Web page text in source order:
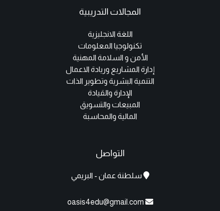
المجالات التدريبية
اللغة الانجليزية
تكنولوجيا المعلومات
الأمن و السلامة المهنية
إدارة المشاريع وريادة الاعمال
التنمية البشرية وتطوير الذات
الإدارة والقيادة
المبيعات والتسويق
المالية والمحاسبة
التواصل
سلطنة عمان - البريمي
oasis4edu@gmail.com